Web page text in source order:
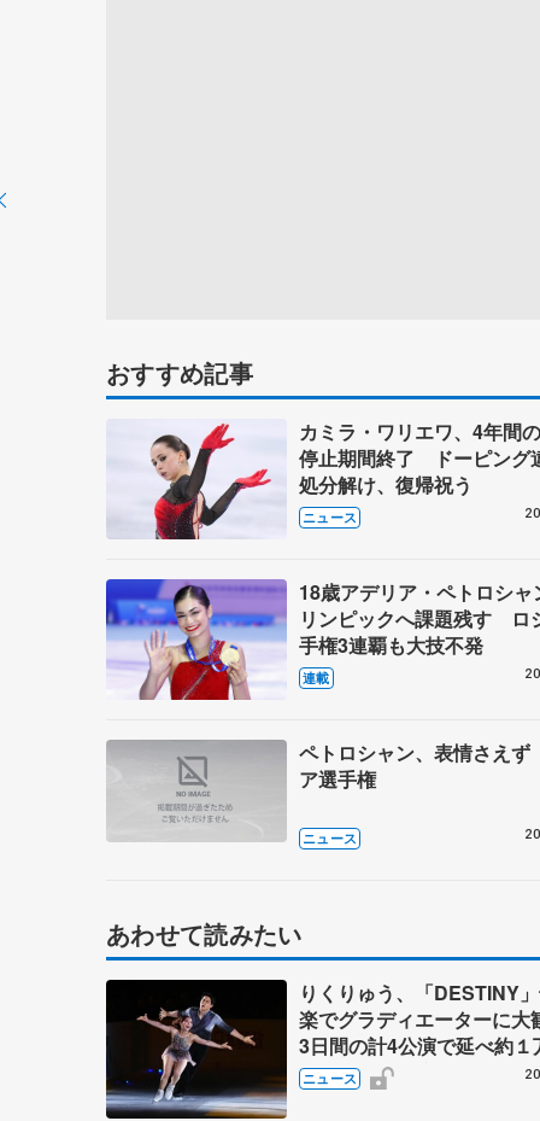
おすすめ記事
カミラ・ワリエワ、4年間
停止期間終了 ドーピング
処分解け、復帰祝う
ニュース
18歳アデリア・ペトロシャ
リンピックへ課題残す ロ
手権3連覇も大技不発
連載
ペトロシャン、表情さえ
ア選手権
ニュース
あわせて読みたい
りくりゅう、「DESTINY
楽でグラディエーターに
3日間の計4公演で延べ約１
人動員、三浦璃来さん感極
ニュース